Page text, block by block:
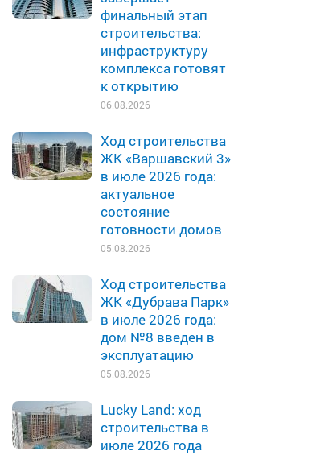
финальный этап
строительства:
инфраструктуру
комплекса готовят
к открытию
06.08.2026
Ход строительства
ЖК «Варшавский 3»
в июле 2026 года:
актуальное
состояние
готовности домов
05.08.2026
Ход строительства
ЖК «Дубрава Парк»
в июле 2026 года:
дом №8 введен в
эксплуатацию
05.08.2026
Lucky Land: ход
строительства в
июле 2026 года